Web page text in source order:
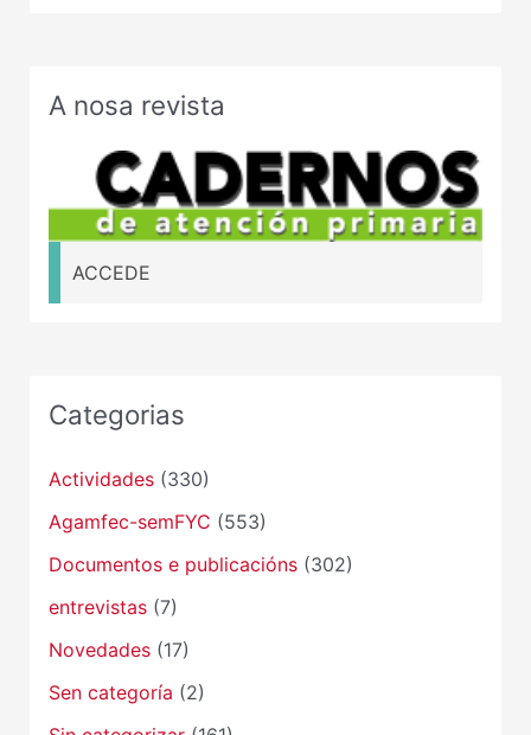
A nosa revista
ACCEDE
Categorias
Actividades(330)
Agamfec-semFYC (553)
Documentos e publicacións(302)
entrevistas(7)
Novedades(17)
Sen categoría (2)